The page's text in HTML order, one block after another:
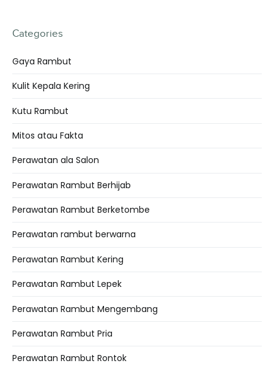
Categories
Gaya Rambut
Kulit Kepala Kering
Kutu Rambut
Mitos atau Fakta
Perawatan ala Salon
Perawatan Rambut Berhijab
Perawatan Rambut Berketombe
Perawatan rambut berwarna
Perawatan Rambut Kering
Perawatan Rambut Lepek
Perawatan Rambut Mengembang
Perawatan Rambut Pria
Perawatan Rambut Rontok